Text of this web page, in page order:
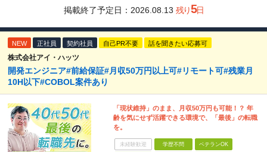
掲載終了予定日： 2026.08.13 残り5日
NEW 正社員 契約社員 自己PR不要 話を聞きたい応募可
株式会社アイ・ハッツ
開発エンジニア#前給保証#月収50万円以上可#リモート可#残業月
10H以下#COBOL案件あり
「現状維持」のまま、月収50万円も可能！？ 年
齢を気にせず活躍できる環境で、「最後」の転職
を。
未経験歓迎 学歴不問 ベテランOK